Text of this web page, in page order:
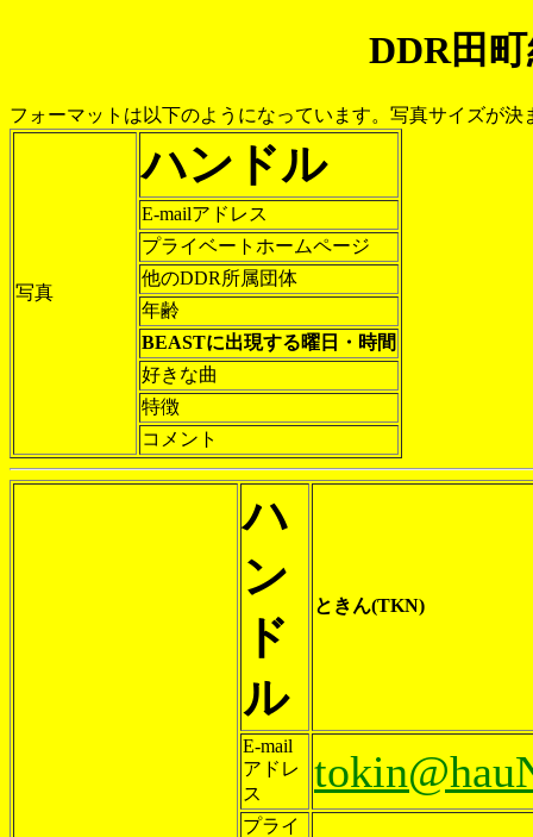
DDR田
フォーマットは以下のようになっています。写真サイズが決
写真
ハンドル
E-mailアドレス
プライベートホームページ
他のDDR所属団体
年齢
BEASTに出現する曜日・時間
好きな曲
特徴
コメント
ハ
ン
ド
ル
ときん(TKN)
E-mail
アドレ
ス
プライ